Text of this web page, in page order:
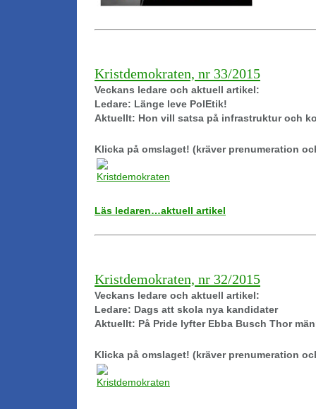
Kristdemokraten, nr 33/2015
Veckans ledare och aktuell artikel:
Ledare: Länge leve PolEtik!
Aktuellt: Hon vill satsa på infrastruktur och
Klicka på omslaget! (kräver prenumeration
Läs ledaren…aktuell artikel
Kristdemokraten, nr 32/2015
Veckans ledare och aktuell artikel:
Ledare: Dags att skola nya kandidater
Aktuellt: På Pride lyfter Ebba Busch Thor
Klicka på omslaget! (kräver prenumeration